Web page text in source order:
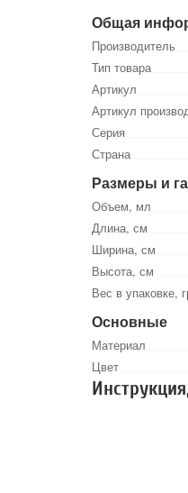
Общая
Производитель
Тип товара
Артикул
Артикул
Серия
Страна
Размеры и
Объем, мл
Длина, см
Ширина, см
Высота, см
Вес в упаковке,
Основные
Материал
Цвет